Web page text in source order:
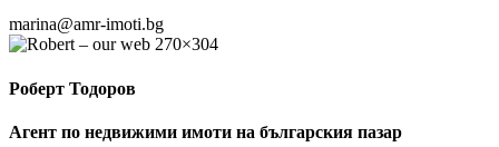
marina@amr-imoti.bg
Роберт Тодоров
Агент по недвижими имоти на българския пазар